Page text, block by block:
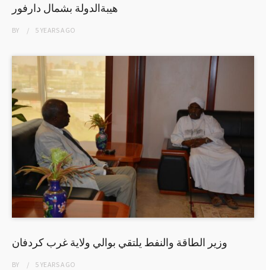
هيبةالدولة بشمال دارفور
BY 5 YEARSAGO
وزير الطاقة والنفط يلتقي بوالي ولاية غرب كردفان
BY 5 YEARSAGO